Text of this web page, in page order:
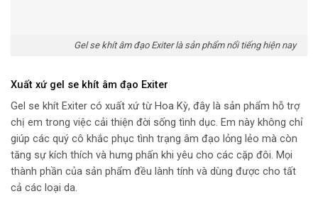
Gel se khít âm đạo Exiter là sản phẩm nổi tiếng hiện nay
Xuất xứ gel se khít âm đạo Exiter
Gel se khít Exiter có xuất xứ từ Hoa Kỳ, đây là sản phẩm hỗ trợ
chị em trong việc cải thiện đời sống tình dục. Em này không chỉ
giúp các quý cô khắc phục tình trạng âm đạo lỏng lẻo mà còn
tăng sự kích thích và hưng phấn khi yêu cho các cặp đôi. Mọi
thành phần của sản phẩm đều lành tính và dùng được cho tất
cả các loại da.